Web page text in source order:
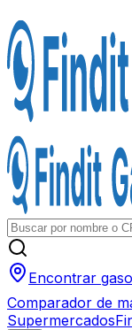
Encontrar
Comparador de
Supermercados